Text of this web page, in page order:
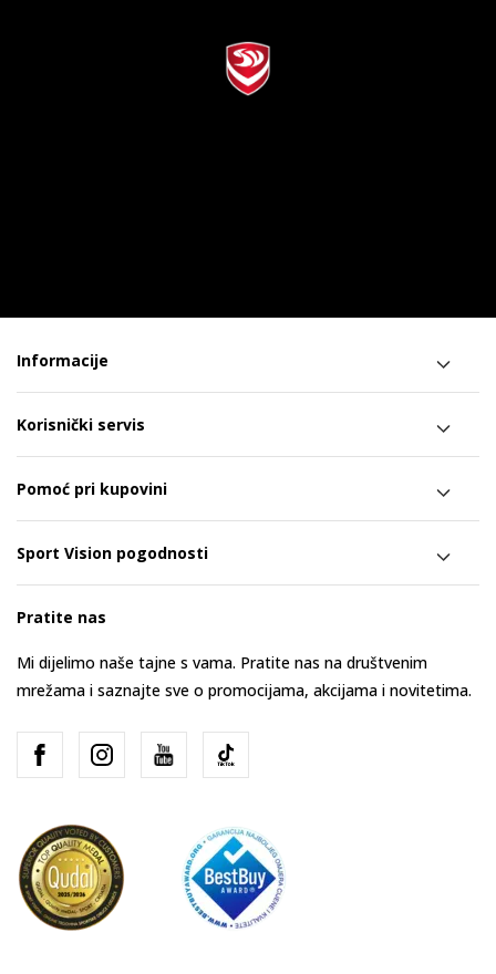
Informacije
Korisnički servis
Pomoć pri kupovini
Sport Vision pogodnosti
Pratite nas
Mi dijelimo naše tajne s vama. Pratite nas na društvenim
mrežama i saznajte sve o promocijama, akcijama i novitetima.